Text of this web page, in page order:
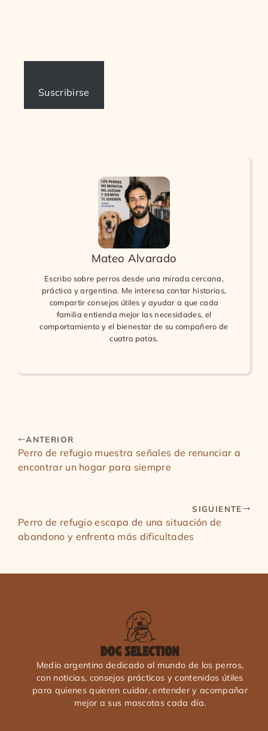
Suscribirse
Mateo Alvarado
Escribo sobre perros desde una mirada cercana,
práctica y argentina. Me interesa contar historias,
compartir consejos útiles y ayudar a que cada
familia entienda mejor las necesidades, el
comportamiento y el bienestar de su compañero de
cuatro patas.
ANTERIOR
Perro de refugio muestra señales de renunciar a
encontrar un hogar para siempre
SIGUIENTE
Perro de refugio escapa de una situación de
abandono y enfrenta más dificultades
Medio argentino dedicado al mundo de los perros,
con noticias, consejos prácticos y contenidos útiles
para quienes quieren cuidar, entender y acompañar
mejor a sus mascotas cada día.